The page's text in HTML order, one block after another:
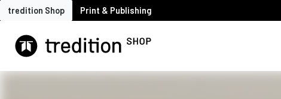
tredition Shop Print & Publishing